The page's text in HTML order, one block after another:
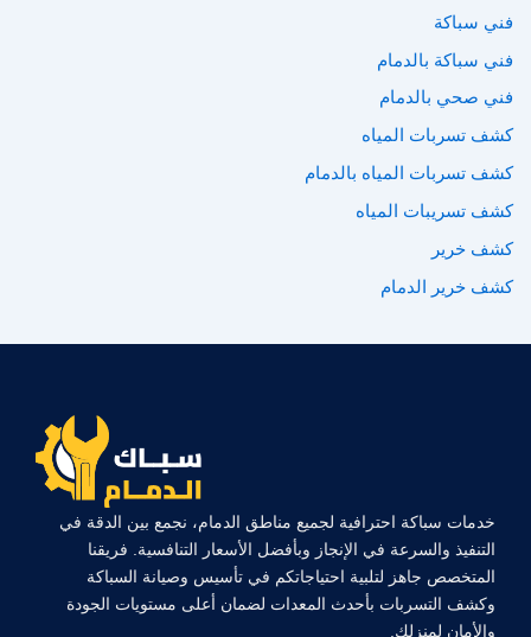
فني سباكة
فني سباكة بالدمام
فني صحي بالدمام
كشف تسربات المياه
كشف تسربات المياه بالدمام
كشف تسريبات المياه
كشف خرير
كشف خرير الدمام
خدمات سباكة احترافية لجميع مناطق الدمام، نجمع بين الدقة في
التنفيذ والسرعة في الإنجاز وبأفضل الأسعار التنافسية. فريقنا
المتخصص جاهز لتلبية احتياجاتكم في تأسيس وصيانة السباكة
وكشف التسربات بأحدث المعدات لضمان أعلى مستويات الجودة
والأمان لمنزلك.